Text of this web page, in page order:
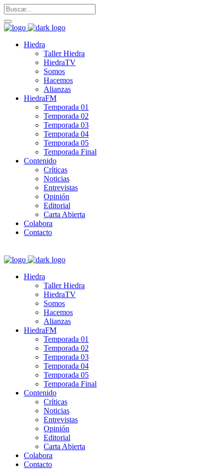
Hiedra
Taller Hiedra
HiedraTV
Somos
Hacemos
Alianzas
HiedraFM
Temporada 01
Temporada 02
Temporada 03
Temporada 04
Temporada 05
Temporada Final
Contenido
Críticas
Noticias
Entrevistas
Opinión
Editorial
Carta Abierta
Colabora
Contacto
Hiedra
Taller Hiedra
HiedraTV
Somos
Hacemos
Alianzas
HiedraFM
Temporada 01
Temporada 02
Temporada 03
Temporada 04
Temporada 05
Temporada Final
Contenido
Críticas
Noticias
Entrevistas
Opinión
Editorial
Carta Abierta
Colabora
Contacto